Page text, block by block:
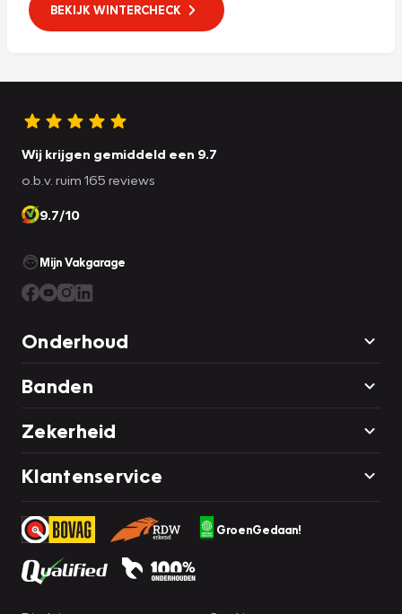
BEKIJK WINTERCHECK
Wij krijgen gemiddeld een 9.7
o.b.v. ruim 165 reviews
9.7/10
Mijn Vakgarage
Onderhoud
Banden
Zekerheid
Klantenservice
GroenGedaan!